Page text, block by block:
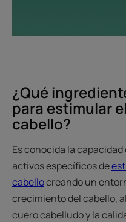
¿Qué
para estimular
cabello?
Es conocida la
activos específicos de
cabellocreando un
crecimiento del cabello,
cuero cabelludo y la